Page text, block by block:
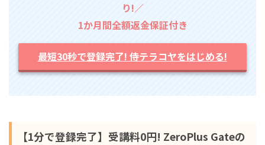
り!／
1か月間全額返金保証付き
最短30秒で登録完了! 侍テラコヤをはじめる!
【1分で登録完了】受講料0円! ZeroPlus Gateの